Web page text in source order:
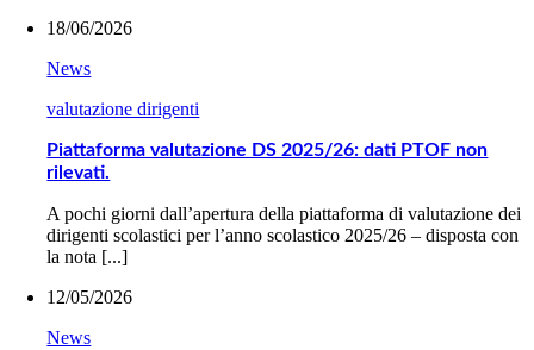
18/06/2026
News
valutazione dirigenti
Piattaforma valutazione DS 2025/26: dati PTOF non
rilevati.
A pochi giorni dall’apertura della piattaforma di valutazione dei
dirigenti scolastici per l’anno scolastico 2025/26 – disposta con
la nota [...]
12/05/2026
News